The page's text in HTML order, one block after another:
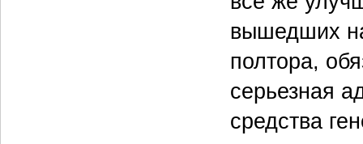
вышедших
полтора,
серьезная
средства